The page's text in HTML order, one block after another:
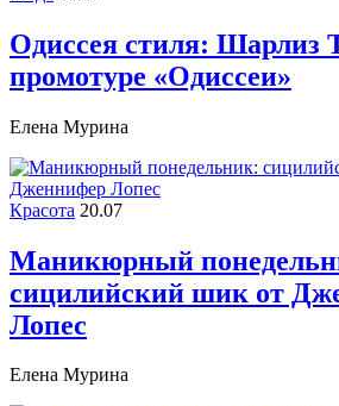
Одиссея стиля: Шарлиз
промотуре «Одиссеи»
Елена Мурина
Красота 20.07
Маникюрный
сицилийский шик от
Лопес
Елена Мурина